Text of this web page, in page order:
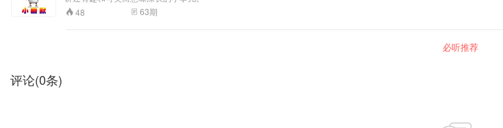
48
63期
必听推荐
评论(0条)